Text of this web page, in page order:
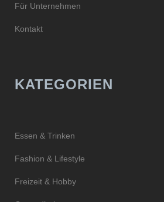
Für Unternehmen
Kontakt
KATEGORIEN
Essen & Trinken
Fashion & Lifestyle
Freizeit & Hobby